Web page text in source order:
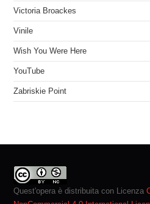
Victoria Broackes
Vinile
Wish You Were Here
YouTube
Zabriskie Point
Quest'opera è distribuita con Licenza